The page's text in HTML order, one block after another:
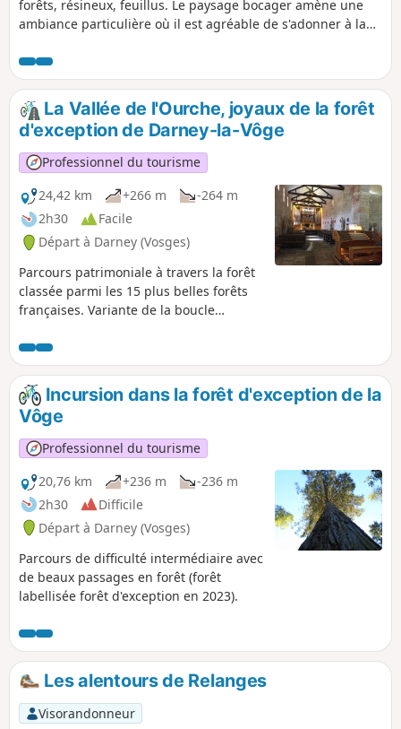
forêts, résineux, feuillus. Le paysage bocager amène une
ambiance particulière où il est agréable de s'adonner à la
La Vallée de l'Ourche, joyaux de la forêt
d'exception de Darney-la-Vôge
Professionnel du tourisme
24,42 km
+266 m
-264 m
2h30
Facile
Départ à Darney (Vosges)
Parcours patrimoniale à travers la forêt
classée parmi les 15 plus belles forêts
françaises. Variante de la boucle
Forêt ou alternativement à l'éco-
camping la Clairière du Verbamont.
Incursion dans la forêt d'exception de la
Vôge
Professionnel du tourisme
20,76 km
+236 m
-236 m
2h30
Difficile
Départ à Darney (Vosges)
Parcours de difficulté intermédiaire avec
de beaux passages en forêt (forêt
labellisée forêt d'exception en 2023).
Les alentours de Relanges
Visorandonneur